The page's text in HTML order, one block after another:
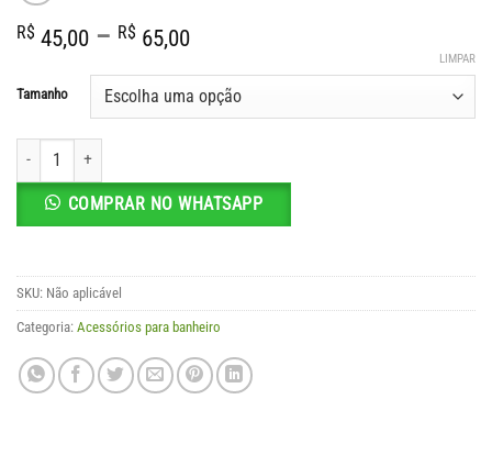
R$ 45,00 – R$ 65,00Faixa
preço:
R$ 45,00
Tamanho
LIMPAR
Barra de Apoio Aço quantidade
COMPRAR NO WHATSAPP
SKU: Não aplicável
Categoria: Acessórios para banheiro